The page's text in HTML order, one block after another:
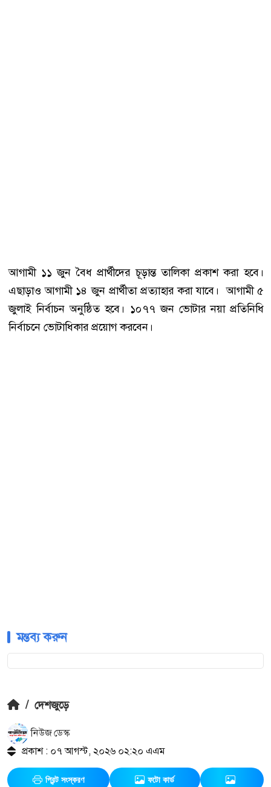
আগামী ১১ জুন বৈধ প্রার্থীদের চূড়ান্ত তালিকা প্রকাশ করা হবে।
এছাড়াও আগামী ১৪ জুন প্রার্থীতা প্রত্যাহার করা যাবে। আগামী ৫
জুলাই নির্বাচন অনুষ্ঠিত হবে। ১০৭৭ জন ভোটার নয়া প্রতিনিধি
নির্বাচনে ভোটাধিকার প্রয়োগ করবেন।
মন্তব্য করুন
/ দেশজুড়ে
নিউজ ডেস্ক
প্রকাশ : ০৭ আগস্ট, ২০২৬ ০২:২০ এএম
প্রিন্ট সংস্করণ ফটো কার্ড